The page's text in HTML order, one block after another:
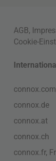
AGB,
Cookie-
connox.de
connox.at
connox.ch
connox.fr,